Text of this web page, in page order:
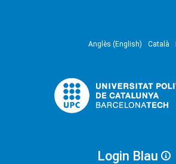
Anglès (English) Català
Login Blau